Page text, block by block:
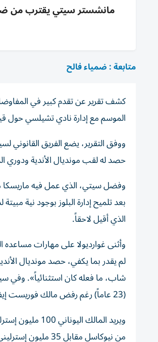
مانشستر سيتي يقترب من
متابعة : ضمياء فالح
كشف تقرير عن تقدم كبير في
الموسم مع إدارة نادي تشيلسي حول
ووفق التقرير، يضع الفريق
حصد له لقب مونديال الأندية ودوري
بعد تلميح إدارة البلوز بوجود نية
الذي أقيل لاحقاً.
وأثنى غوارديولا على مهارات
لم يقدر بما يكفي، حصد مونديال
شاب، ما فعله كان استثنائياً». وفي
(23 عاماً) رغم رفض مالك فوريست إيفانيجلوس ماريناكيز العرض الأول.
من نيوكاسل مقابل 35 مليون إسترليني في صفقة شملت الحارس أوديسيز فلاشوديموس لنيوكاسل.